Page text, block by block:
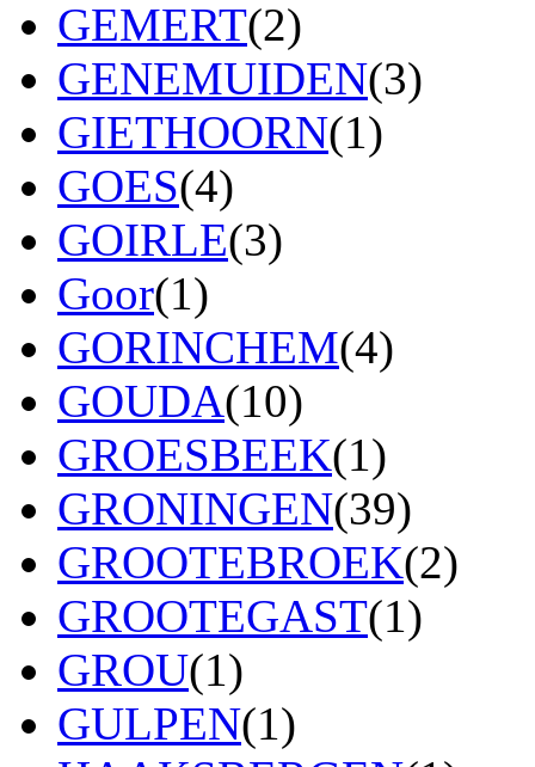
GEMERT(2)
GENEMUIDEN(3)
GIETHOORN(1)
GOES(4)
GOIRLE(3)
Goor(1)
GORINCHEM(4)
GOUDA(10)
GROESBEEK(1)
GRONINGEN(39)
GROOTEBROEK(2)
GROOTEGAST(1)
GROU(1)
GULPEN(1)